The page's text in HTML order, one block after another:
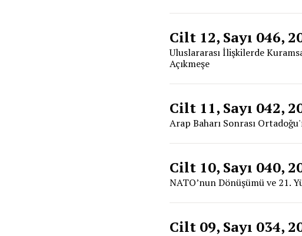
Cilt 12, Sayı 046,
Uluslararası İlişkilerde
Açıkmeşe
Cilt 11, Sayı 042,
Arap Baharı Sonrası
Cilt 10, Sayı 040,
NATO’nun Dönüşümü ve 21.
Cilt 09, Sayı 034,